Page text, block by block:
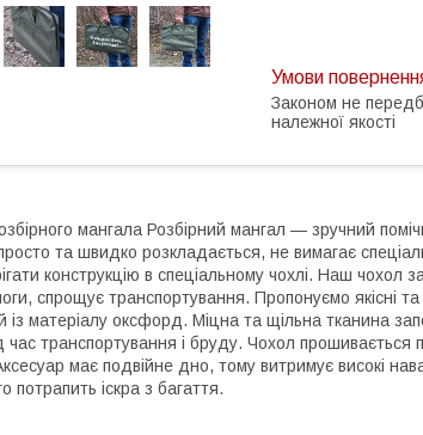
Законом не
належної якості
мангала Розбірний мангал — зручний
та швидко розкладається, не вимагає
конструкцію в спеціальному чохлі. Наш
спрощує транспортування. Пропонуємо якісні
із матеріалу оксфорд. Міцна та щільна тканина
час транспортування і бруду. Чохол прошивається
має подвійне дно, тому витримує високі
потрапить іскра з багаття.